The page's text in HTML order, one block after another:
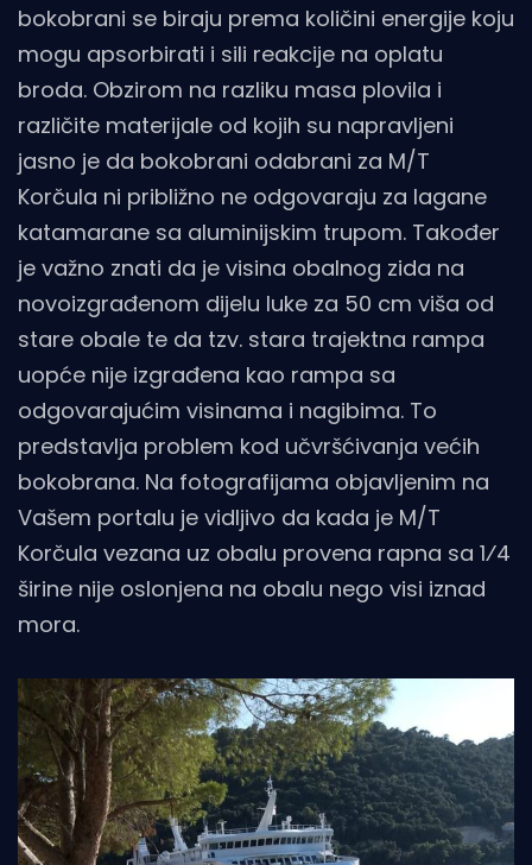
bokobrani se biraju prema količini energije koju
mogu apsorbirati i sili reakcije na oplatu
broda. Obzirom na razliku masa plovila i
različite materijale od kojih su napravljeni
jasno je da bokobrani odabrani za M/T
Korčula ni približno ne odgovaraju za lagane
katamarane sa aluminijskim trupom. Također
je važno znati da je visina obalnog zida na
novoizgrađenom dijelu luke za 50 cm viša od
stare obale te da tzv. stara trajektna rampa
uopće nije izgrađena kao rampa sa
odgovarajućim visinama i nagibima. To
predstavlja problem kod učvršćivanja većih
bokobrana. Na fotografijama objavljenim na
Vašem portalu je vidljivo da kada je M/T
Korčula vezana uz obalu provena rapna sa 1⁄4
širine nije oslonjena na obalu nego visi iznad
mora.